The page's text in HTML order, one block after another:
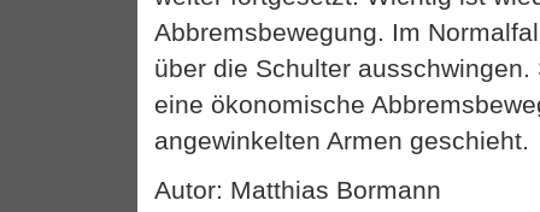
Abbremsbewegung. Im
über die Schulter
eine ökonomische
angewinkelten Armen geschieht.
Autor: Matthias Bormann